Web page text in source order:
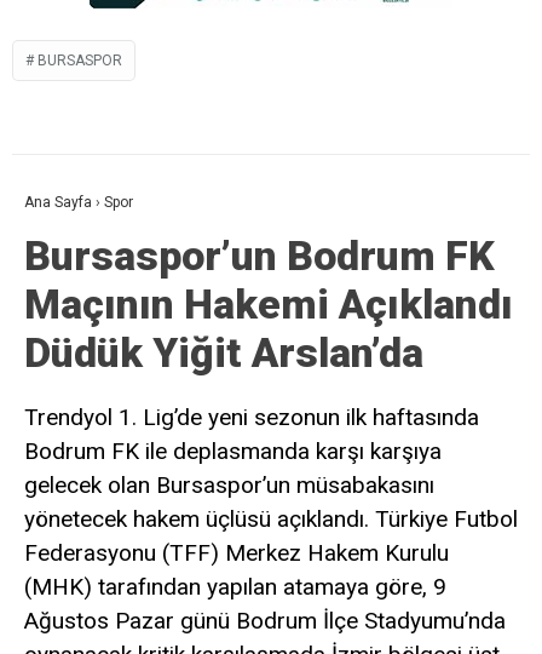
BURSASPOR
Ana Sayfa › Spor
Bursaspor’un Bodrum FK
Maçının Hakemi Açıklandı
Düdük Yiğit Arslan’da
Trendyol 1. Lig’de yeni sezonun ilk haftasında
Bodrum FK ile deplasmanda karşı karşıya
gelecek olan Bursaspor’un müsabakasını
yönetecek hakem üçlüsü açıklandı. Türkiye Futbol
Federasyonu (TFF) Merkez Hakem Kurulu
(MHK) tarafından yapılan atamaya göre, 9
Ağustos Pazar günü Bodrum İlçe Stadyumu’nda